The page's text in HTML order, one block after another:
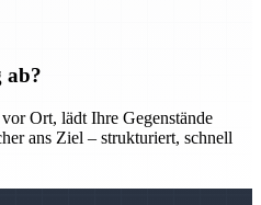
ab?
Ort, lädt Ihre Gegenstände
ans Ziel – strukturiert, schnell